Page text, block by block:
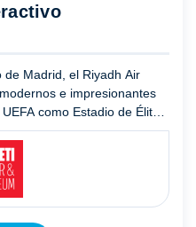
de Madrid, el Riyadh Air
e impresionantes
como Estadio de Élite.
la primera plantilla, r ...